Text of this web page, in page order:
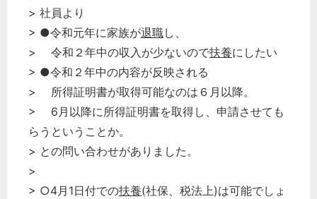
> 社員より
> ●令和元年に家族が退職し、
> 令和２年中の収入が少ないので扶養にしたい
> ●令和２年中の内容が反映される
> 所得証明書が取得可能なのは６月以降。
> 6月以降に所得証明書を取得し、申請させても
らうということか。
> との問い合わせがありました。
>
> ○4月1日付での扶養(社保、税法上)は可能でしょ